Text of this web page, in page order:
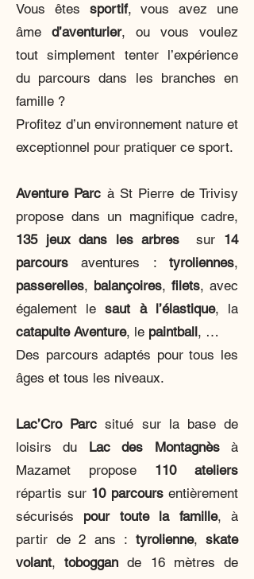
Vous êtes sportif, vous avez une
âme d’aventurier, ou vous voulez
tout simplement tenter l’expérience
du parcours dans les branches en
famille ?
Profitez d’un environnement nature et
exceptionnel pour pratiquer ce sport.
Aventure Parc à St Pierre de Trivisy
propose dans un magnifique cadre,
135 jeux dans les arbres sur 14
parcours aventures : tyroliennes,
passerelles, balançoires, filets, avec
également lesaut à l’élastique, la
catapulte Aventure, le paintball, …
Des parcours adaptés pour tous les
âges et tous les niveaux.
Lac’Cro Parc situé sur la base de
loisirs du Lac des Montagnèsà
Mazamet propose 110 ateliers
répartis sur 10 parcoursentièrement
sécurisés pour toute la famille, à
partir de 2 ans : tyrolienne, skate
volant,toboggande 16 mètres de